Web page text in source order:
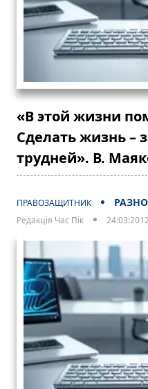
«В этой жизни
Сделать жизнь –
трудней». В.
ПРАВОЗАЩИТНИК
Редакція Час Пік 24:03:2012